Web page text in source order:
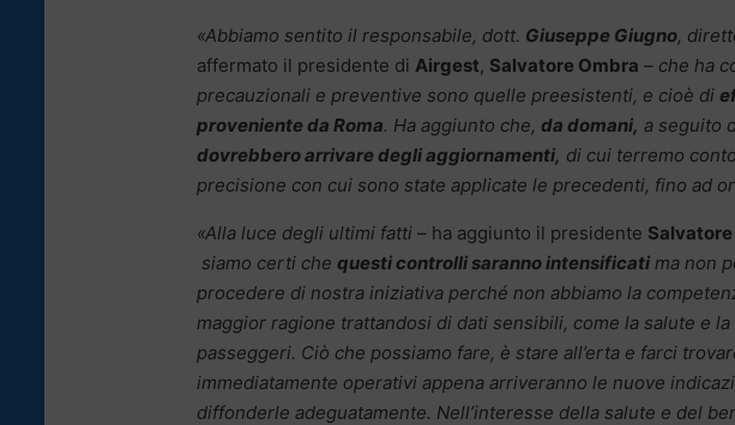
«Abbiamo sentito il responsabile, dott. Giuseppe Giugno,
affermato il presidente di Airgest, Salvatore Ombra – che ha
precauzionali e preventive sono quelle preesistenti, e cioè di
proveniente da Roma. Ha aggiunto che, da domani, a seguito
dovrebbero arrivare degli aggiornamenti, di cui terremo
precisione con cui sono state applicate le precedenti, fino ad
«Alla luce degli ultimi fatti – ha aggiunto il presidente
siamo certi che questi controlli saranno intensificati ma non
procedere di nostra iniziativa perché non abbiamo la
maggior ragione trattandosi di dati sensibili, come la salute e
passeggeri. Ciò che possiamo fare, è stare all’erta e farci
immediatamente operativi appena arriveranno le nuove
diffonderle adeguatamente. Nell’interesse della salute e del